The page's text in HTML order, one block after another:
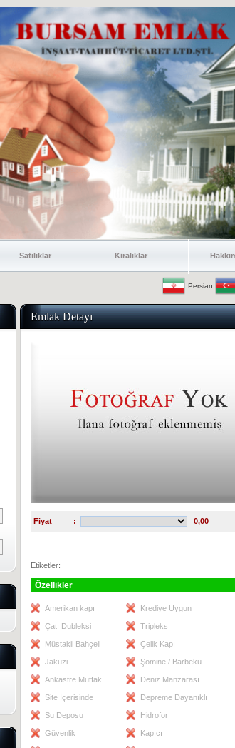
Satılıklar Kiralıklar
Persian
Emlak Detayı
Fiyat : 0,00
Etiketler:
Özellikler
Amerikan kapı Krediye Uygun
Çatı Dubleksi Tripleks
Müstakil Bahçeli Çelik Kapı
Jakuzi Şömine / Barbekü
Ankastre Mutfak Deniz Manzarası
Site İçerisinde Depreme Dayanıklı
Su Deposu Hidrofor
Güvenlik Kapıcı